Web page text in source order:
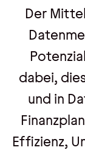
Der
dabei,
und in
Effizienz,